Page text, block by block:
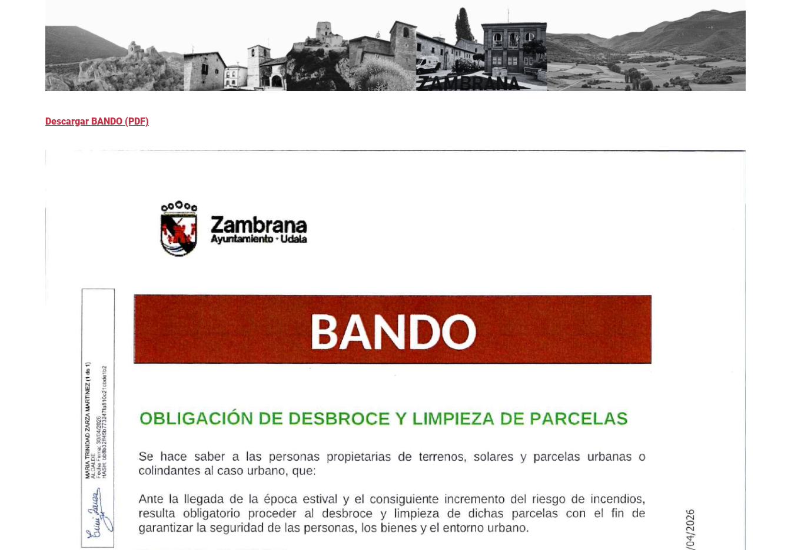
Descargar BANDO (PDF)